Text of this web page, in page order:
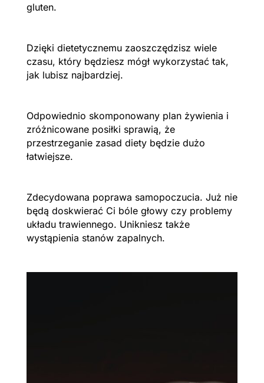
gluten.
Dzięki dietetycznemu zaoszczędzisz wiele
czasu, który będziesz mógł wykorzystać tak,
jak lubisz najbardziej.
Odpowiednio skomponowany plan żywienia i
zróżnicowane posiłki sprawią, że
przestrzeganie zasad diety będzie dużo
łatwiejsze.
Zdecydowana poprawa samopoczucia. Już nie
będą doskwierać Ci bóle głowy czy problemy
układu trawiennego. Unikniesz także
wystąpienia stanów zapalnych.